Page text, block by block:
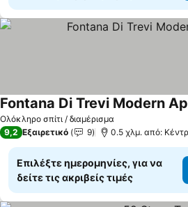
Ολόκληρο σπίτι / διαμέρισμα
Fontana Di Trevi Modern
9,2 Εξαιρετικό 9 0.5 χλμ. από:
Επιλέξτε ημερομηνίες, για να
δείτε τις ακριβείς τιμές